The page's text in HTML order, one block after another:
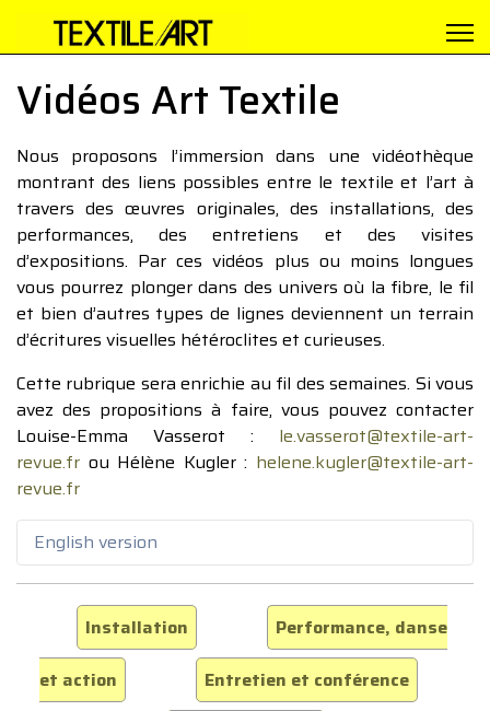
Vidéos Art Textile
Nous proposons l’immersion dans une vidéothèque
montrant des liens possibles entre le textile et l’art à
travers des œuvres originales, des installations, des
performances, des entretiens et des visites
d’expositions. Par ces vidéos plus ou moins longues
vous pourrez plonger dans des univers où la fibre, le fil
et bien d’autres types de lignes deviennent un terrain
d’écritures visuelles hétéroclites et curieuses.
Cette rubrique sera enrichie au fil des semaines. Si vous
avez des propositions à faire, vous pouvez contacter
Louise-Emma Vasserot : le.vasserot@textile-art-
revue.fr ou Hélène Kugler : helene.kugler@textile-art-
revue.fr
English version
Installation
Performance, danse
et action
Entretien et conférence